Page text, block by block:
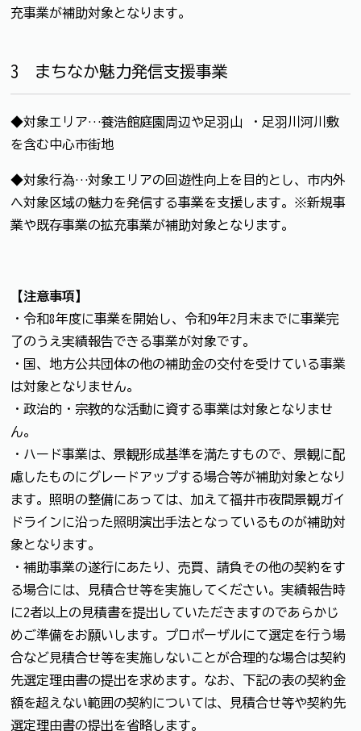
充事業が補助対象となります。
3 まちなか魅力発信支援事業
◆対象エリア…養浩館庭園周辺や足羽山 ・足羽川河川敷
を含む中心市街地
◆対象行為…対象エリアの回遊性向上を目的とし、市内外
へ対象区域の魅力を発信する事業を支援します。※新規事
業や既存事業の拡充事業が補助対象となります。
【注意事項】
・令和8年度に事業を開始し、令和9年2月末までに事業完
了のうえ実績報告できる事業が対象です。
・国、地方公共団体の他の補助金の交付を受けている事業
は対象となりません。
・政治的・宗教的な活動に資する事業は対象となりませ
ん。
・ハード事業は、景観形成基準を満たすもので、景観に配
慮したものにグレードアップする場合等が補助対象となり
ます。照明の整備にあっては、加えて福井市夜間景観ガイ
ドラインに沿った照明演出手法となっているものが補助対
象となります。
・補助事業の遂行にあたり、売買、請負その他の契約をす
る場合には、見積合せ等を実施してください。実績報告時
に2者以上の見積書を提出していただきますのであらかじ
めご準備をお願いします。プロポーザルにて選定を行う場
合など見積合せ等を実施しないことが合理的な場合は契約
先選定理由書の提出を求めます。なお、下記の表の契約金
額を超えない範囲の契約については、見積合せ等や契約先
選定理由書の提出を省略します。